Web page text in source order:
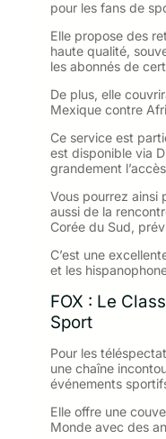
pour les fans de
Elle propose des
haute qualité,
les abonnés de
De plus, elle
Mexique contre
Ce service est
est disponible via
grandement
Vous pourrez ainsi
aussi de la
Corée du Sud,
C’est une
et les
FOX : Le
Sport
Pour les
une chaîne
événements
Elle offre une
Monde avec des